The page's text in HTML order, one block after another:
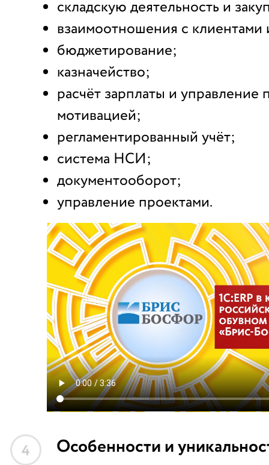
складскую деятельность и
взаимоотношения с
бюджетирование;
казначейство;
расчёт зарплаты и управление
мотивацией;
регламентированный учёт;
система НСИ;
документооборот;
управление проектами.
4 Особенности и